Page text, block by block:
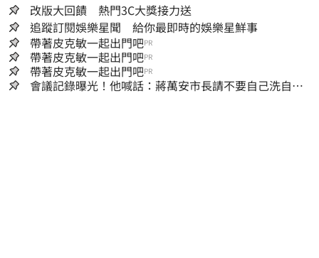
改版大回饋 熱門3C大獎接力送
追蹤訂閱娛樂星聞 給你最即時的娛樂星鮮事
帶著皮克敏一起出門吧PR
帶著皮克敏一起出門吧PR
帶著皮克敏一起出門吧PR
會議記錄曝光！他喊話：蔣萬安市長請不要自己洗自己